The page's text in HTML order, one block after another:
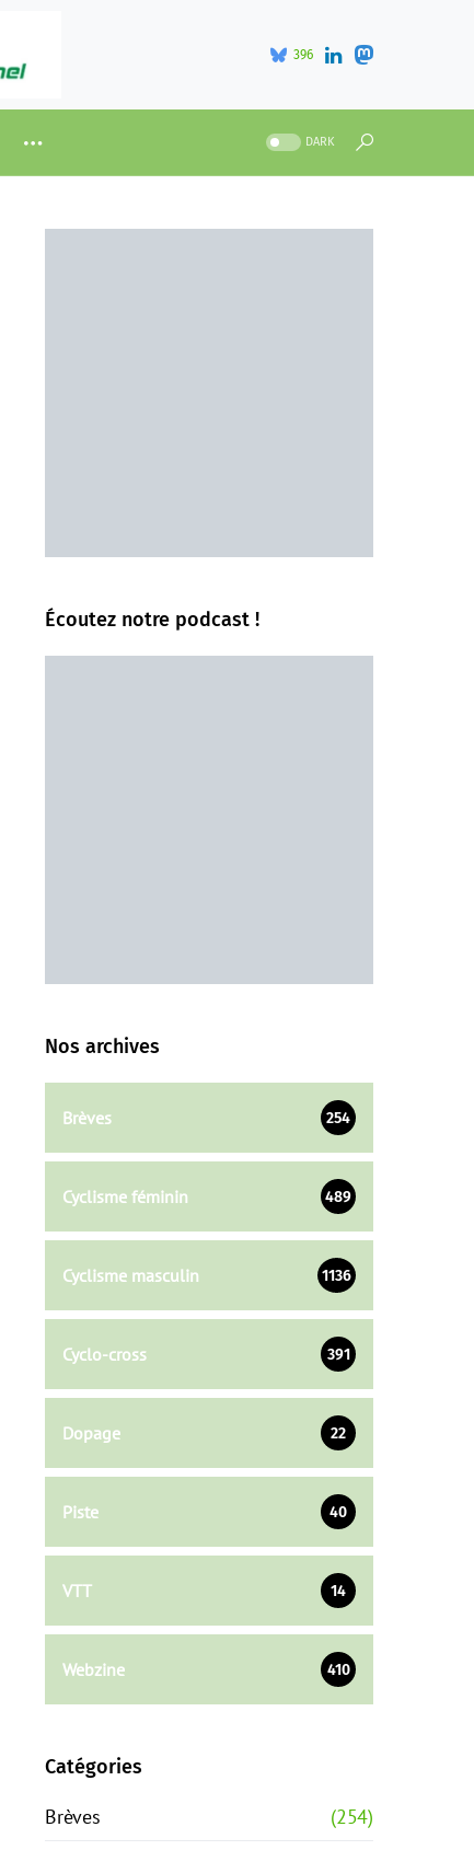
396
DARK
Écoutez notre podcast !
Nos archives
Brèves 254
Cyclisme féminin 489
Cyclisme masculin 1136
Cyclo-cross 391
Dopage 22
Piste 40
VTT 14
Webzine 410
Catégories
Brèves
(254)